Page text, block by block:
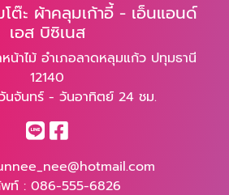
ต๊ะ ผ้าคลุมเก้าอี้ - เอ็นแอนด์
เอส บิซิเนส
าไม้ อำเภอลาดหลุมแก้ว ปทุมธานี
12140
นจันทร์ - วันอาทิตย์ 24 ชม.
พท์ : 086-555-6826